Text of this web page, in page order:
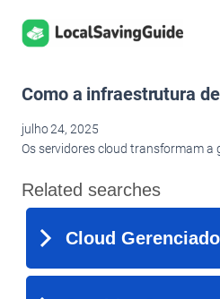
para
Como a infraestrutura
julho 24, 2025
Os servidores cloud transformam a